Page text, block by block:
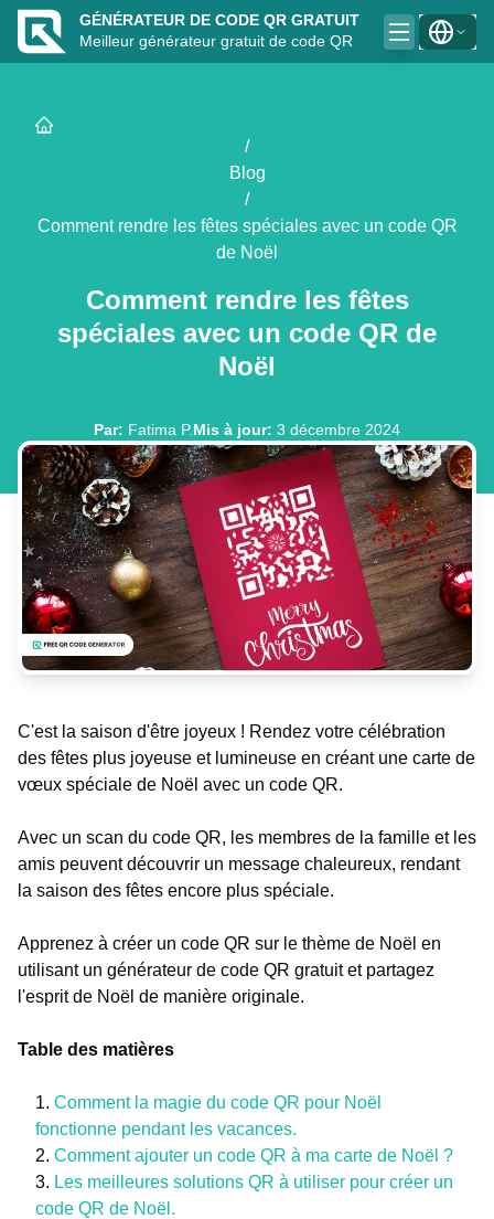
GÉNÉRATEUR DE CODE QR GRATUIT
Meilleur générateur gratuit de code QR
/
Blog
/
Comment rendre les fêtes spéciales avec un code QR
de Noël
Comment rendre les fêtes
spéciales avec un code QR de
Noël
Par: Fatima P.Mis à jour: 3 décembre 2024
C'est la saison d'être joyeux ! Rendez votre célébration
des fêtes plus joyeuse et lumineuse en créant une carte de
vœux spéciale de Noël avec un code QR.
Avec un scan du code QR, les membres de la famille et les
amis peuvent découvrir un message chaleureux, rendant
la saison des fêtes encore plus spéciale.
Apprenez à créer un code QR sur le thème de Noël en
utilisant un générateur de code QR gratuit et partagez
l'esprit de Noël de manière originale.
Table des matières
Comment la magie du code QR pour Noël
fonctionne pendant les vacances.
Comment ajouter un code QR à ma carte de Noël ?
Les meilleures solutions QR à utiliser pour créer un
code QR de Noël.